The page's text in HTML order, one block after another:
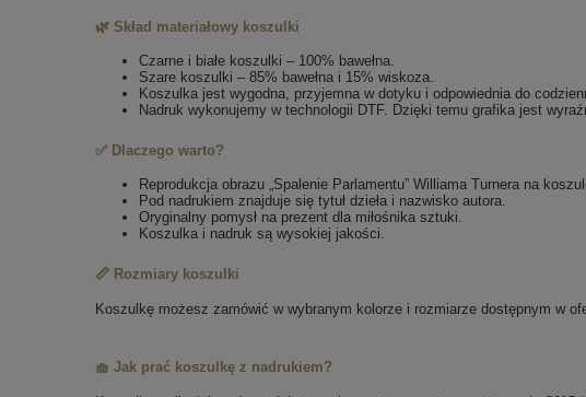
🌿 Skład materiałowy koszulki
Czarne i białe koszulki – 100% bawełna.
Szare koszulki – 85% bawełna i 15% wiskoza.
Koszulka jest wygodna, przyjemna w dotyku i odpowiednia do
Nadruk wykonujemy w technologii DTF. Dzięki temu grafika jest
✅ Dlaczego warto?
Reprodukcja obrazu „Spalenie Parlamentu” Williama Turnera na
Pod nadrukiem znajduje się tytuł dzieła i nazwisko autora.
Oryginalny pomysł na prezent dla miłośnika sztuki.
Koszulka i nadruk są wysokiej jakości.
📏 Rozmiary koszulki
Koszulkę możesz zamówić w wybranym kolorze i rozmiarze dostępnym w
🧺 Jak prać koszulkę z nadrukiem?